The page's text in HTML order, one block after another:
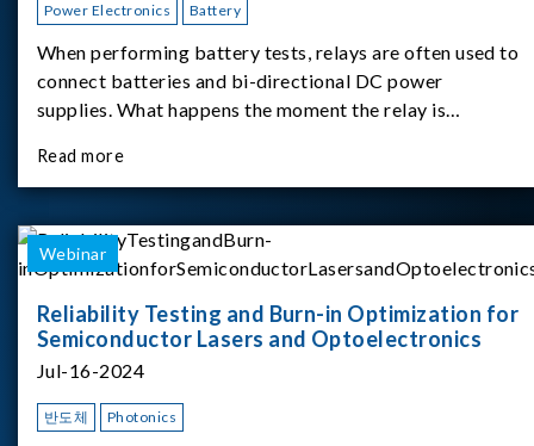
Power Electronics Battery
When performing battery tests, relays are often used to
connect batteries and bi-directional DC power
supplies. What happens the moment the relay is
experimental equipment for this study.provides an
applicati
Read more
Webinar
Reliability Testing and Burn-in Optimization for
Semiconductor Lasers and Optoelectronics
Jul-16-2024
반도체 Photonics